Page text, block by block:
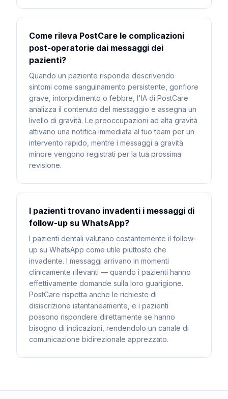
Come rileva PostCare le complicazioni
post-operatorie dai messaggi dei
pazienti?
Quando un paziente risponde descrivendo
sintomi come sanguinamento persistente, gonfiore
grave, intorpidimento o febbre, l'IA di PostCare
analizza il contenuto del messaggio e assegna un
livello di gravità. Le preoccupazioni ad alta gravità
attivano una notifica immediata al tuo team per un
intervento rapido, mentre i messaggi a gravità
minore vengono registrati per la tua prossima
revisione.
I pazienti trovano invadenti i messaggi di
follow-up su WhatsApp?
I pazienti dentali valutano costantemente il follow-
up su WhatsApp come utile piuttosto che
invadente. I messaggi arrivano in momenti
clinicamente rilevanti — quando i pazienti hanno
effettivamente domande sulla loro guarigione.
PostCare rispetta anche le richieste di
disiscrizione istantaneamente, e i pazienti
possono rispondere direttamente se hanno
bisogno di indicazioni, rendendolo un canale di
comunicazione bidirezionale apprezzato.